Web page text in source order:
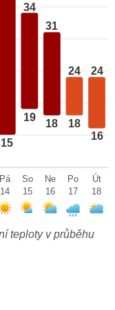
15
34
19
31
18
24
18
24
16
Pá
14
So
15
Ne
16
Po
17
Út
18
teploty v průběhu